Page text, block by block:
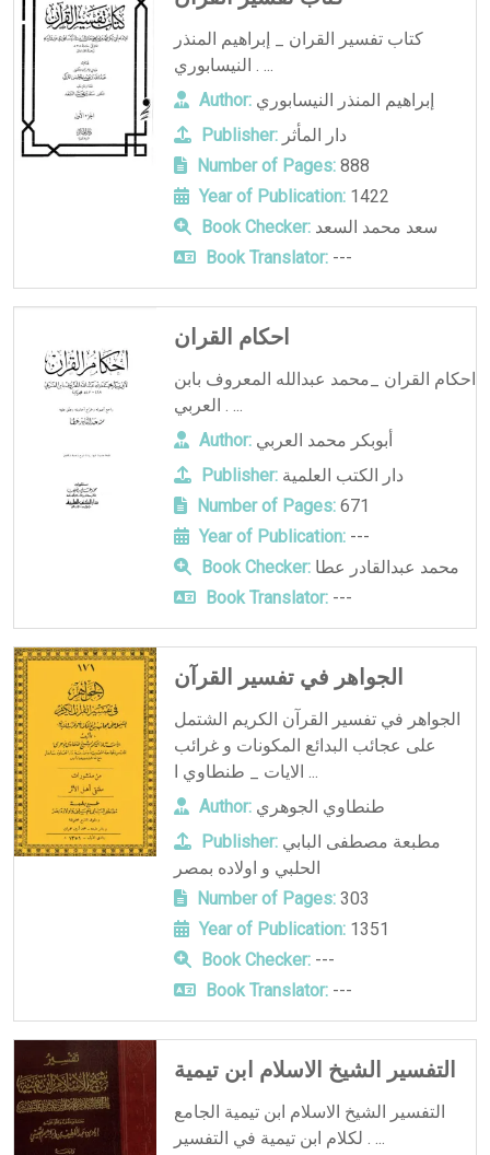
كتاب تفسير القران _ إبراهيم المنذر
النيسابوري . ...
Author: إبراهيم المنذر النيسابوري
Publisher: دار المأثر
Number of Pages:888
Year of Publication:1422
Book Checker: سعد محمد السعد
Book Translator:---
احكام القران
احكام القران _محمد عبدالله المعروف بابن
العربي . ...
Author: أبوبكر محمد العربي
Publisher: دار الكتب العلمية
Number of Pages:671
Year of Publication:---
Book Checker: محمد عبدالقادر عطا
Book Translator:---
الجواهر في تفسير القرآن
الجواهر في تفسير القرآن الكريم الشتمل
على عجائب البدائع المكونات و غرائب
الايات _ طنطاوي ا ...
Author: طنطاوي الجوهري
Publisher: مطبعة مصطفى البابي
الحلبي و اولاده بمصر
Number of Pages:303
Year of Publication:1351
Book Checker:---
Book Translator:---
التفسير الشيخ الاسلام ابن تيمية
التفسير الشيخ الاسلام ابن تيمية الجامع
لكلام ابن تيمية في التفسير . ...